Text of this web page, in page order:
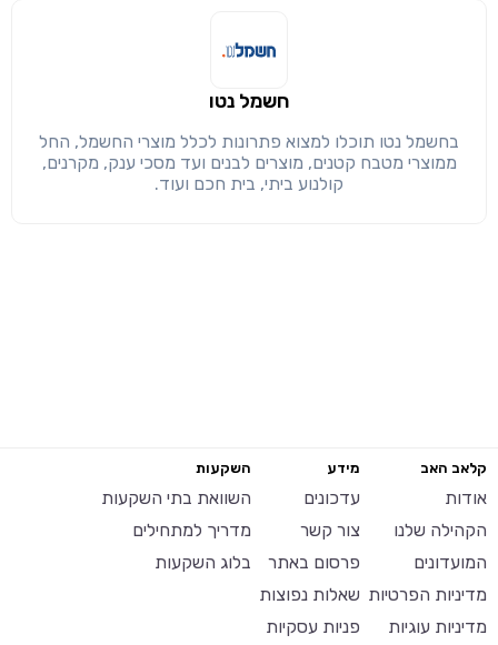
חשמל נטו
בחשמל נטו תוכלו למצוא פתרונות לכלל מוצרי החשמל, החל
ממוצרי מטבח קטנים, מוצרים לבנים ועד מסכי ענק, מקרנים,
קולנוע ביתי, בית חכם ועוד.
קלאב האב
אודות
הקהילה שלנו
המועדונים
מדיניות הפרטיות
מדיניות עוגיות
מידע
עדכונים
צור קשר
פרסום באתר
שאלות נפוצות
פניות עסקיות
השקעות
השוואת בתי השקעות
מדריך למתחילים
בלוג השקעות